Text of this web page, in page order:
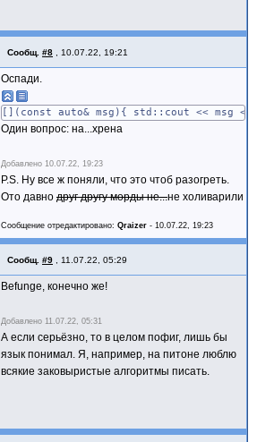
Сообщ. #8 10.07.22, 19:21
Оспади.
[](const auto& msg){ std::cout << msg
Один вопрос: на...хрена
Добавлено 10.07.22, 19:23
P.S. Ну все ж поняли, что это чтоб разогреть.
Ото давно друг другу морды не...не холиварили
Сообщение отредактировано: Qraizer - 10.07.22, 19:23
Сообщ. #9 11.07.22, 05:29
Befunge, конечно же!
Добавлено 11.07.22, 05:31
А если серьёзно, то в целом пофиг, лишь бы
язык понимал. Я, например, на питоне люблю
всякие заковыристые алгоритмы писать.